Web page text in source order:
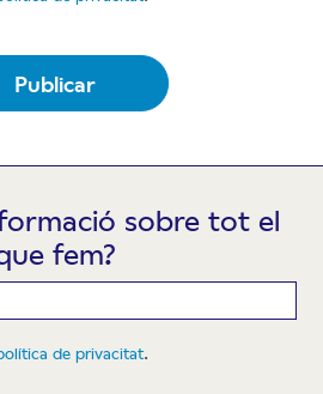
Publicar
sobre tot el
fem?
de privacitat.